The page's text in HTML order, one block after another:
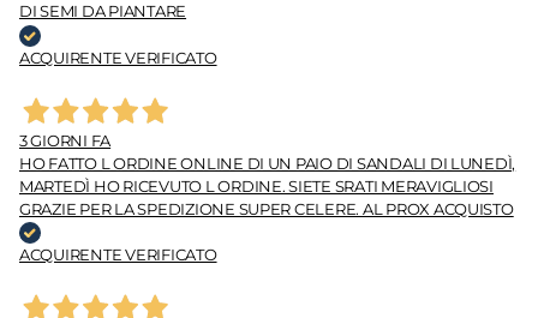
DI SEMI DA PIANTARE
ACQUIRENTE VERIFICATO
3 GIORNI FA
HO FATTO L ORDINE ONLINE DI UN PAIO DI SANDALI DI LUNEDÌ,
MARTEDÌ HO RICEVUTO L ORDINE. SIETE SRATI MERAVIGLIOSI
GRAZIE PER LA SPEDIZIONE SUPER CELERE. AL PROX ACQUISTO
ACQUIRENTE VERIFICATO